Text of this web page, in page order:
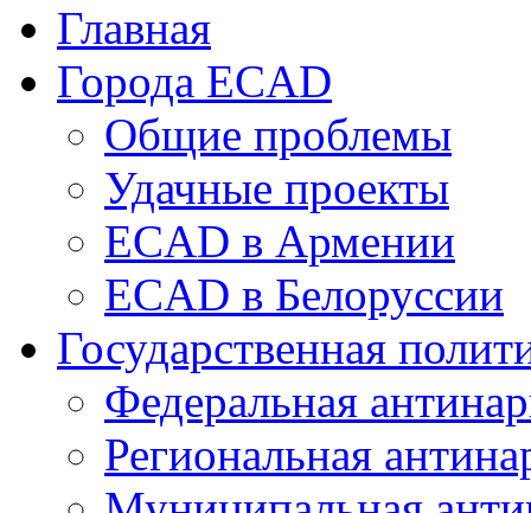
Главная
Города ECAD
Общие проблемы
Удачные проекты
ECAD в Армении
ECAD в Белоруссии
Государственная
Федеральная
Региональная